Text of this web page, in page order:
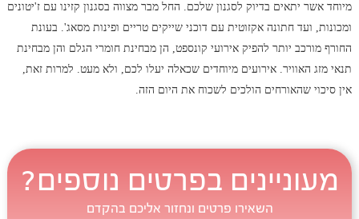
מיוחד אשר יתאים בדיוק לסגנון שלכם. החל מבר מצווה בסגנון קזינו עם ז'יטונים
ומכונות, ועד חתונה אקזוטית עם דוכני שייקים טריים ופינות מסאג'. בעונת
החורף מורכב יותר להפיק אירועי קונספט, הן מבחינת חומרי הגלם והן מבחינת
תנאי מזג האוויר. אירועים מיוחדים שכאלה יעלו לכם, ולא מעט. למרות זאת,
אין סיכוי שהאורחים הולכים לשכוח את היום הזה.
מעוניינים בפרטים נוספים?
השאירו פרטים ונחזור אליכם בהקדם